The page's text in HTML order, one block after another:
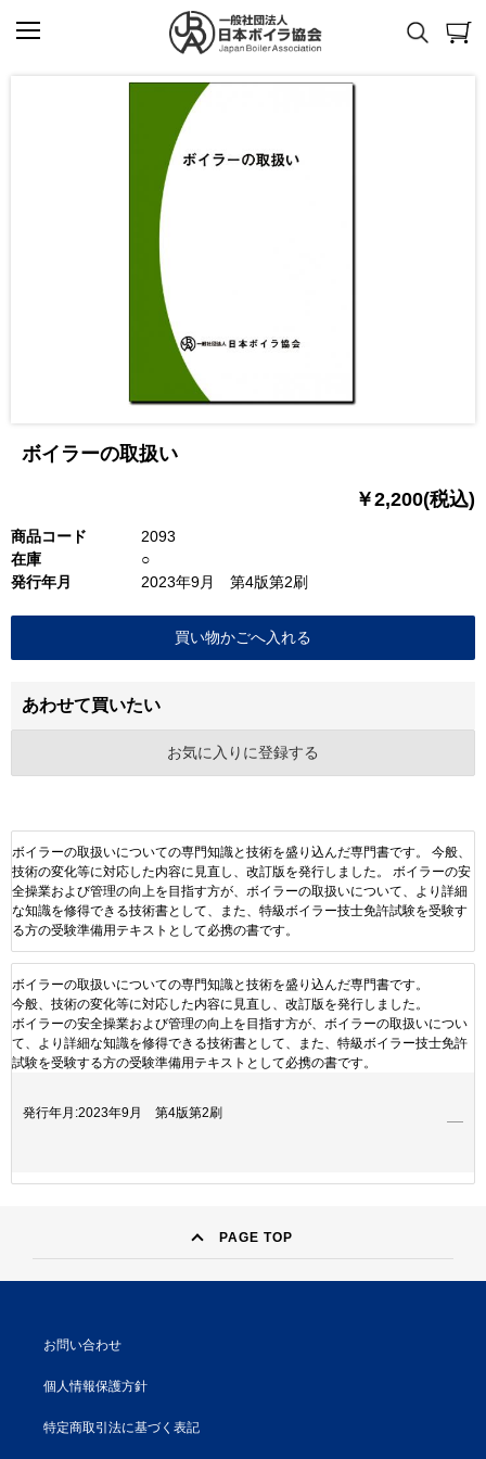
ボイラーの取扱い
￥2,200(税込)
商品コード
2093
在庫
○
発行年月
2023年9月 第4版第2刷
あわせて買いたい
お気に入りに登録する
ボイラーの取扱いについての専門知識と技術を盛り込んだ専門書です。 今般、
技術の変化等に対応した内容に見直し、改訂版を発行しました。 ボイラーの安
全操業および管理の向上を目指す方が、ボイラーの取扱いについて、より詳細
な知識を修得できる技術書として、また、特級ボイラー技士免許試験を受験す
る方の受験準備用テキストとして必携の書です。
ボイラーの取扱いについての専門知識と技術を盛り込んだ専門書です。
今般、技術の変化等に対応した内容に見直し、改訂版を発行しました。
ボイラーの安全操業および管理の向上を目指す方が、ボイラーの取扱いについ
て、より詳細な知識を修得できる技術書として、また、特級ボイラー技士免許
試験を受験する方の受験準備用テキストとして必携の書です。
発行年月:2023年9月 第4版第2刷
PAGE TOP
お問い合わせ
個人情報保護方針
特定商取引法に基づく表記